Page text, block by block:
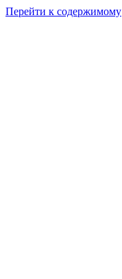
Перейти к содержимому